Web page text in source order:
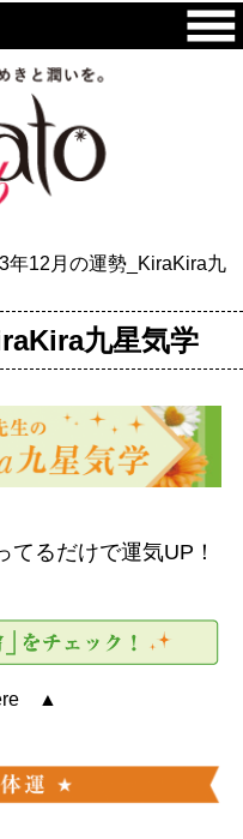
年12月の運勢_KiraKira九
九星気学
るだけで運気UP！
▲